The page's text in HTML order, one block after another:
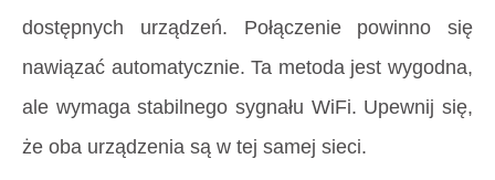
dostępnych urządzeń. Połączenie powinno się
nawiązać automatycznie. Ta metoda jest wygodna,
ale wymaga stabilnego sygnału WiFi. Upewnij się,
że oba urządzenia są w tej samej sieci.